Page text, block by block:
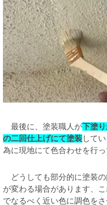
最後に、塗装職人が下塗
の二回仕上げにて塗装して
為に現地にて色合わせを行っ
どうしても部分的に塗装
が変わる場合があります、
でなるべく近い色に調色を